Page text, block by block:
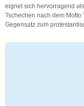
eignet sich hervorragend
Tschechen nach dem
Gegensatz zum